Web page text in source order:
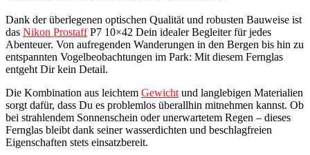
Dank der überlegenen optischen Qualität und robusten Bauweise ist
das Nikon ProstaffP7 10×42 Dein idealer Begleiter für jedes
Abenteuer. Von aufregenden Wanderungen in den Bergen bis hin zu
entspannten Vogelbeobachtungen im Park: Mit diesem Fernglas
entgeht Dir kein Detail.
Die Kombination aus leichtem Gewicht und langlebigen Materialien
sorgt dafür, dass Du es problemlos überallhin mitnehmen kannst. Ob
bei strahlendem Sonnenschein oder unerwartetem Regen – dieses
Fernglas bleibt dank seiner wasserdichten und beschlagfreien
Eigenschaften stets einsatzbereit.